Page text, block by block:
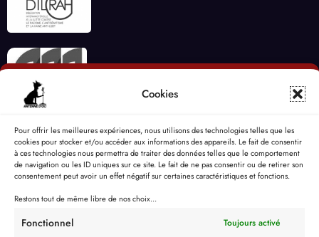
Cookies
Pour offrir les meilleures expériences, nous utilisons des technologies telles que les
cookies pour stocker et/ou accéder aux informations des appareils. Le fait de consentir
à ces technologies nous permettra de traiter des données telles que le comportement
de navigation ou les ID uniques sur ce site. Le fait de ne pas consentir ou de retirer son
consentement peut avoir un effet négatif sur certaines caractéristiques et fonctions.
Restons tout de même libre de nos choix...
Fonctionnel Toujours activé